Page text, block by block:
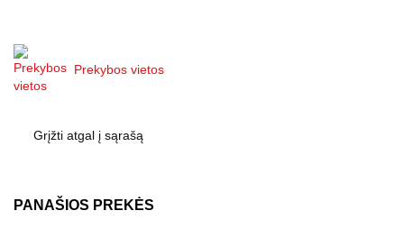
Prekybos vietos
Grįžti atgal į sąrašą
PANAŠIOS PREKĖS